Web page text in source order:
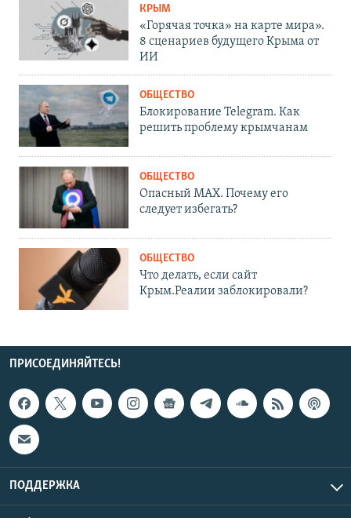
КРЫМ
«Горячая точка» на карте мира».
8 сценариев будущего Крыма от
ИИ
ОБЩЕСТВО
Блокирование Telegram. Как
решить проблему крымчанам
ОБЩЕСТВО
Опасный MAX. Почему его
следует избегать?
ОБЩЕСТВО
Что делать, если сайт
Крым.Реалии заблокировали?
ПРИСОЕДИНЯЙТЕСЬ!
ПОДДЕРЖКА